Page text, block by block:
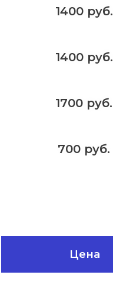
1400 руб.
1400 руб.
1700 руб.
700 руб.
Цена